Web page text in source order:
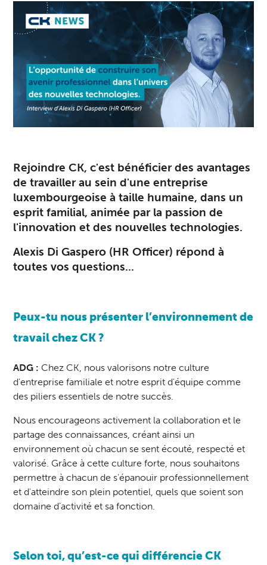
Rejoindre CK, c'est bénéficier des avantages
de travailler au sein d'une entreprise
luxembourgeoise à taille humaine, dans un
esprit familial, animée par la passion de
l'innovation et des nouvelles technologies.
Alexis Di Gaspero (HR Officer) répond à
toutes vos questions...
Peux-tu nous présenter l’environnement de
travail chez CK ?
ADG : Chez CK, nous valorisons notre culture
d'entreprise familiale et notre esprit d'équipe comme
des piliers essentiels de notre succès.
Nous encourageons activement la collaboration et le
partage des connaissances, créant ainsi un
environnement où chacun se sent écouté, respecté et
valorisé. Grâce à cette culture forte, nous souhaitons
permettre à chacun de s'épanouir professionnellement
et d'atteindre son plein potentiel, quels que soient son
domaine d’activité et sa fonction.
Selon toi, qu’est-ce qui différencie CK